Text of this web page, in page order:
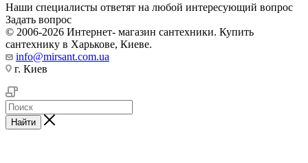
Наши специалисты ответят на любой интересующий вопрос
Задать вопрос
© 2006-2026 Интернет- магазин сантехники. Купить
сантехнику в Харькове, Киеве.
info@mirsant.com.ua
г. Киев
Найти